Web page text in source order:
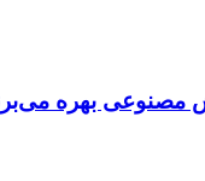
مصنوعی بهره